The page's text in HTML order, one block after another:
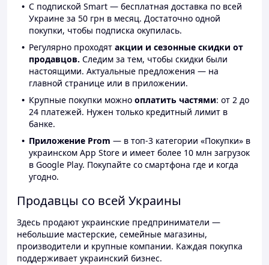
С подпиской Smart — бесплатная доставка по всей
Украине за 50 грн в месяц. Достаточно одной
покупки, чтобы подписка окупилась.
Регулярно проходят акции и сезонные скидки от
продавцов. Следим за тем, чтобы скидки были
настоящими. Актуальные предложения — на
главной странице или в приложении.
Крупные покупки можно оплатить частями: от 2 до
24 платежей. Нужен только кредитный лимит в
банке.
Приложение Prom — в топ-3 категории «Покупки» в
украинском App Store и имеет более 10 млн загрузок
в Google Play. Покупайте со смартфона где и когда
угодно.
Продавцы со всей Украины
Здесь продают украинские предприниматели —
небольшие мастерские, семейные магазины,
производители и крупные компании. Каждая покупка
поддерживает украинский бизнес.